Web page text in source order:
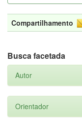
Compartilhamento
Busca facetada
Autor
Orientador